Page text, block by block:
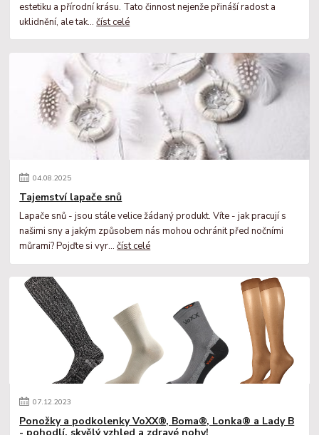
estetiku a přírodní krásu. Tato činnost nejenže přináší radost a
uklidnění, ale tak...číst celé
04.08.2025
Tajemství lapače snů
Lapače snů - jsou stále velice žádaný produkt. Víte - jak pracují s
našimi sny a jakým způsobem nás mohou ochránit před nočními
můrami? Pojďte si vyr...číst celé
07.12.2023
Ponožky a podkolenky VoXX®, Boma®, Lonka® a Lady B